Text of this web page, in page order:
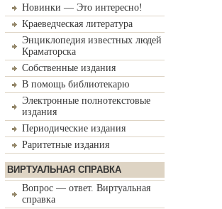
Новинки — Это интересно!
Краеведческая литература
Энциклопедия известных людей
Краматорска
Собственные издания
В помощь библиотекарю
Электронные полнотекстовые
издания
Периодические издания
Раритетные издания
ВИРТУАЛЬНАЯ СПРАВКА
Вопрос — ответ. Виртуальная
справка